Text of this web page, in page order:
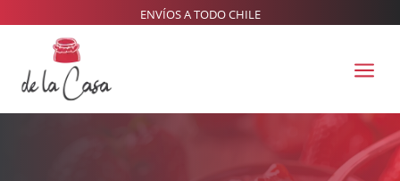
ENVÍOS A TODO CHILE
a